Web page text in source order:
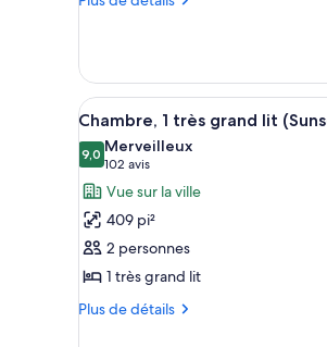
de
chambre :
2
DOUBLE
BEDS
-
PARTIAL
OCEAN
VIEW
2
DOUBLE
BEDS
PARTIAL
OCEAN
VIEW
Afficher
toutes
les
photos
pour
ce
type
de
chambre :
6
Chambre, 1 très grand lit
9,09,0 sur 10
Merveilleux
102 avis
(102 avis)
Vue sur la ville
409 pi²
2 personnes
1 très grand lit
Plus de détails
Plus